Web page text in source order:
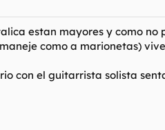
estan mayores y como no
como a marionetas)
con el guitarrista solista